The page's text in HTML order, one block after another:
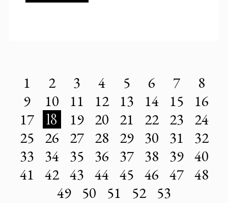
1 2 3 4 5 6 7
8
9
10 11 12 13 14 15
16
17
18 19 20 21 22 23
24
25
26 27 28 29 30 31
32
33
34 35 36 37 38 39 40
41
42 43 44 45 46 47 48
49
50 51 52 53